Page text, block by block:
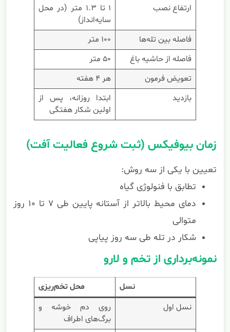
ارتفاع نصب
۱ تا ۱.۳ متر (در محل
سایه‌انداز)
فاصله بین تله‌ها
۱۰۰ متر
فاصله از حاشیه باغ
۵۰ متر
تعویض فرمون
هر ۴ هفته
بازدید
ابتدا روزانه، پس از
اولین شکار هفتگی
زمان بیوفیکس (ثبت شروع فعالیت آفت)
تعیین با یکی از سه روش:
تطابق با فنولوژی گیاه
دمای محیط بالاتر از آستانه پایین طی ۷ تا ۱۰ روز
متوالی
شکار در تله طی سه روز پیاپی
نمونه‌برداری از تخم و لارو
نسل
محل تخم‌ریزی
نسل اول
روی دم خوشه و
برگ‌های اطراف